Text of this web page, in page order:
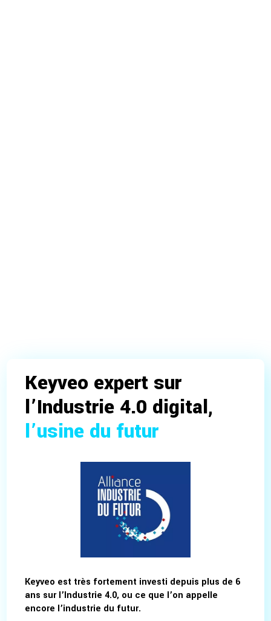
Keyveo expert sur
l’Industrie 4.0 digital,
l’usine du futur
Keyveo est très fortement investi depuis plus de 6
ans sur l’Industrie 4.0, ou ce que l’on appelle
encore l’industrie du futur.